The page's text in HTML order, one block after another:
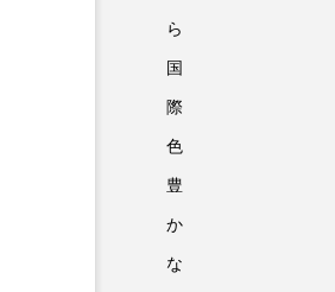
ら
国
際
色
豊
か
な